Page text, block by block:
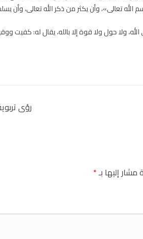
تعالى»، وأن يكثر من ذكر الله تعالى، وأن
ولا حول ولا قوة إلا بالله، يقال له:
رؤى
مشار إليها بـ*